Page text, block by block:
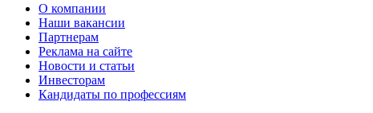
О компании
Наши вакансии
Партнерам
Реклама на сайте
Новости и статьи
Инвесторам
Кандидаты по профессиям